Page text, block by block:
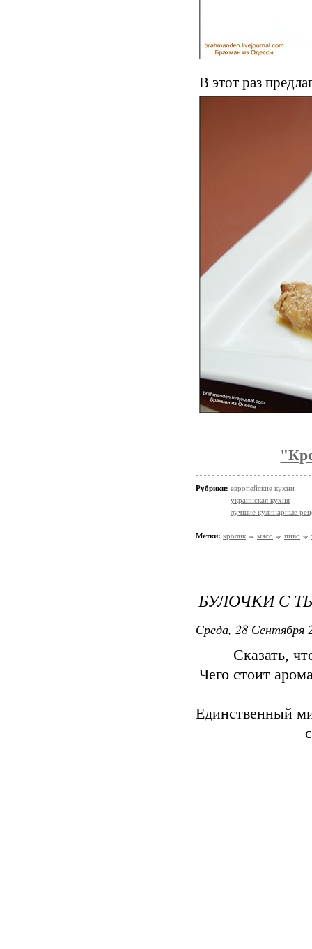
В этот раз
Рубрики: европейские кухни
украинская кухня
лучшие кулинарные
Метки: кролик мясо пиво
БУЛОЧКИ С
Среда, 28 Сентября
Сказать,
Чего стоит
Единственный